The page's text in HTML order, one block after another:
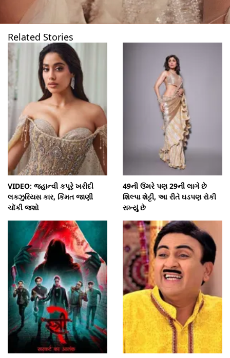
Related Stories
VIDEO: જ્હાન્વી કપૂરે ખરીદી
લક્ઝુરિયસ કાર, કિંમત જાણી
ચોંકી જશો
49ની ઉંમરે પણ 29ની લાગે છે
શિલ્પા શેટ્ટી, આ રીતે ઘડપણ રોકી
રાખ્યું છે